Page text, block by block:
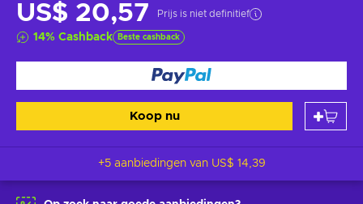
US$ 20,57 Prijs is niet definitief
14% Cashback Beste cashback
Koop nu
+5 aanbiedingen van US$ 14,39